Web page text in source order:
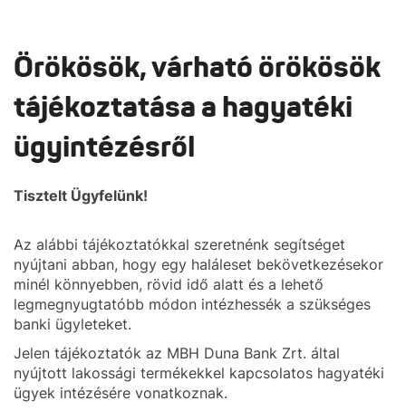
Örökösök, várható örökösök
tájékoztatása a hagyatéki
ügyintézésről
Tisztelt Ügyfelünk!
Az alábbi tájékoztatókkal szeretnénk segítséget
nyújtani abban, hogy egy haláleset bekövetkezésekor
minél könnyebben, rövid idő alatt és a lehető
legmegnyugtatóbb módon intézhessék a szükséges
banki ügyleteket.
Jelen tájékoztatók az MBH Duna Bank Zrt. által
nyújtott lakossági termékekkel kapcsolatos hagyatéki
ügyek intézésére vonatkoznak.